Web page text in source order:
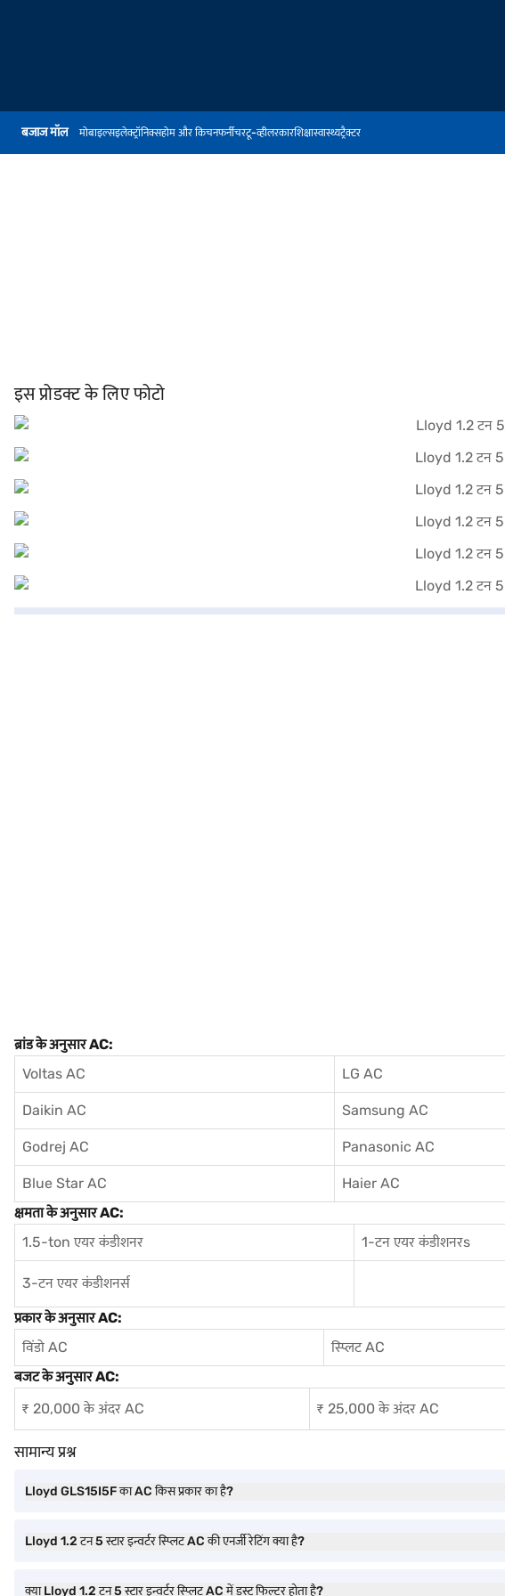
बजाज मॉल मोबाइल्सइलेक्ट्रॉनिक्सहोम और किचनफर्नीचरटू-व्हीलरकारशिक्षास्वास्थ्यट्रैक्टर
इस प्रोडक्ट के लिए फोटो
ब्रांड के अनुसार AC:
Voltas AC
LG AC
Daikin AC Samsung AC
Godrej AC Panasonic AC
Blue Star AC Haier AC
क्षमता के अनुसार AC:
1.5-ton एयर कंडीशनर
1-टन एयर कंडीशनरs
3-टन एयर कंडीशनर्स
प्रकार के अनुसार AC:
विंडो AC
स्प्लिट AC
बजट के अनुसार AC:
₹ 20,000 के अंदर AC
₹ 25,000 के अंदर AC
सामान्य प्रश्न
Lloyd GLS15I5F का AC किस प्रकार का है?
Lloyd 1.2 टन 5 स्टार इन्वर्टर स्प्लिट AC की एनर्जी रेटिंग क्या है?
क्या Lloyd 1.2 टन 5 स्टार इन्वर्टर स्प्लिट AC में डस्ट फिल्टर होता है?